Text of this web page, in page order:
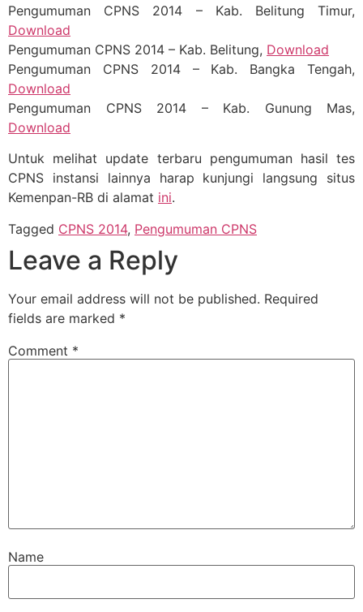
Pengumuman CPNS 2014 – Kab. Belitung Timur,
Download
Pengumuman CPNS 2014 – Kab. Belitung, Download
Pengumuman CPNS 2014 – Kab. Bangka Tengah,
Download
Pengumuman CPNS 2014 – Kab. Gunung Mas,
Download
Untuk melihat update terbaru pengumuman hasil tes
CPNS instansi lainnya harap kunjungi langsung situs
Kemenpan-RB di alamat ini.
Tagged CPNS 2014, Pengumuman CPNS
Leave a Reply
Your email address will not be published. Required
fields are marked *
Comment *
Name